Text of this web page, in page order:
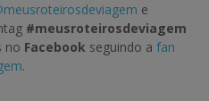
e
#meusroteirosdeviagem
no Facebook seguindo a fan
.